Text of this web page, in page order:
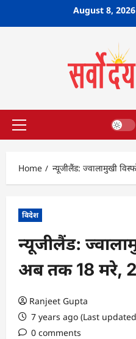
August 8, 2026
Primary
Home न्यूजीलैंड: ज्वालामुखी
विदेश
न्यूजीलैंड:
अब तक 18 मरे, 2
Ranjeet Gupta
7 years ago (Last
0 comments